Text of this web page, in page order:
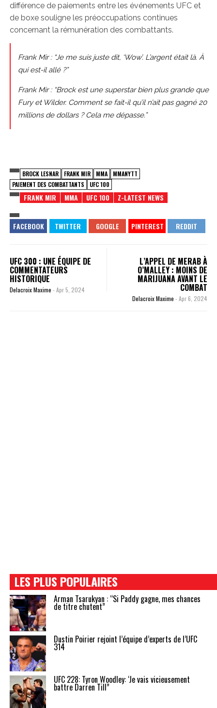
différence de paiements entre les événements UFC et
de boxe souligne les préoccupations continues
concernant la rémunération des combattants.
Frank Mir : “Je me suis juste dit, ‘Wow’. L’argent était là. À
qui est-il allé ?”
Frank Mir : “Brock est une superstar bien plus grande que
Fury et Wilder. Comment se fait-il qu’il n’ait pas gagné 20
millions de dollars ? Cela me dépasse.”
BROCK LESNAR FRANK MIR MMA
MMANYTT
PAIEMENT DES COMBATTANTS
UFC 100
FRANK MIR MMA UFC 100 Z-LATEST NEWS
UFC 300 : UNE ÉQUIPE DE
COMMENTATEURS
HISTORIQUE
Delacroix Maxime - Apr 5, 2024
L’APPEL DE MERAB À
O’MALLEY : MOINS DE
MARIJUANA AVANT LE
COMBAT
Delacroix Maxime - Apr 6, 2024
LES PLUS POPULAIRES
Arman Tsarukyan : “Si Paddy gagne, mes chances
de titre chutent”
Dustin Poirier rejoint l’équipe d’experts de l’UFC
314
UFC 228: Tyron Woodley: ‘Je vais vicieusement
battre Darren Till”